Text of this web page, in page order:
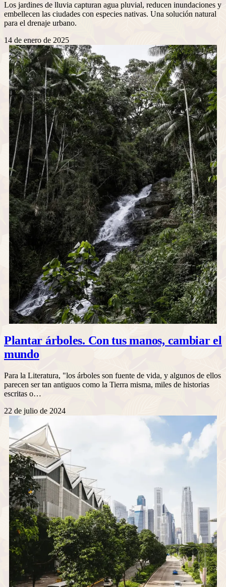
Los jardines de lluvia capturan agua pluvial, reducen inundaciones y
embellecen las ciudades con especies nativas. Una solución natural
para el drenaje urbano.
14 de enero de 2025
Plantar árboles. Con tus manos, cambiar el
mundo
Para la Literatura, "los árboles son fuente de vida, y algunos de ellos
parecen ser tan antiguos como la Tierra misma, miles de historias
escritas o…
22 de julio de 2024